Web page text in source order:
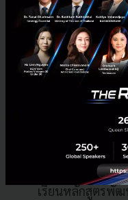
การรับรองจากไ
วิทยาลัยอื่นๆ ในเ
ขึ้นภายใน 6 เดือ
สนับสนุนพาร์ทเนอร์
ความสำเร็จในยุคเ
Grab จะสนับสนุ
เรียนหลักสูตรพั